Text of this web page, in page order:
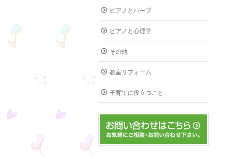
ピアノとハープ
ピアノと心理学
その他
教室リフォーム
子育てに役立つこと